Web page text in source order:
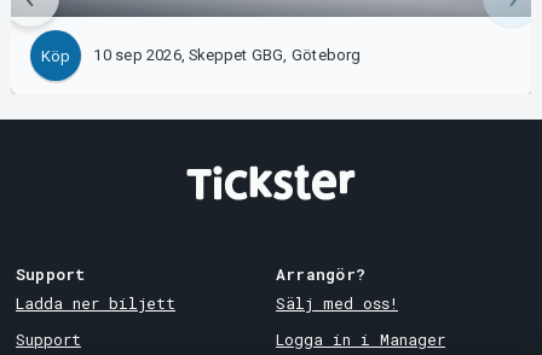
Köp 10 sep 2026, Skeppet GBG, Göteborg
Support
Ladda ner biljett
Support
Arrangör?
Sälj med oss!
Logga in i Manager